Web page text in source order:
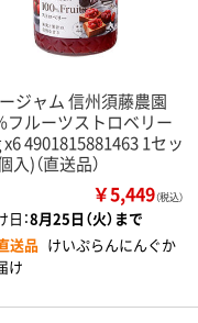
ジャム 信州須藤農園
フルーツストロベリー
x6 4901815881463 1セッ
入)（直送品）
￥5,449（税込）
：8月25日（火）まで
送品 けいぷらんにんぐか
け